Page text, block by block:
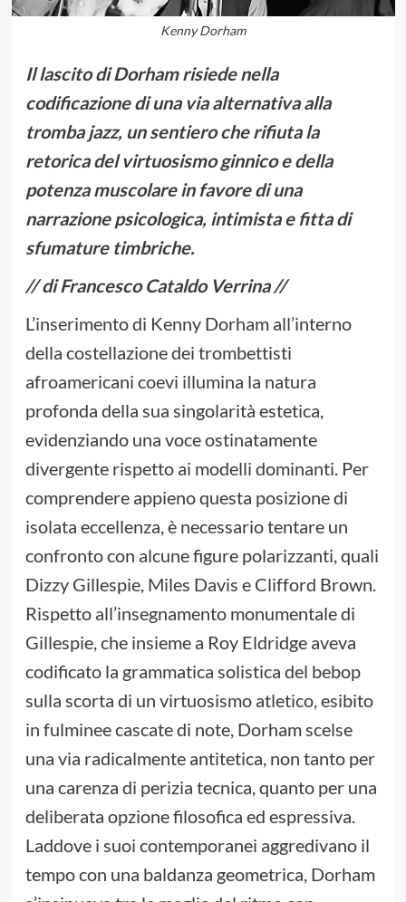
Kenny Dorham
Il lascito di Dorham risiede nella
codificazione di una via alternativa alla
tromba jazz, un sentiero che rifiuta la
retorica del virtuosismo ginnico e della
potenza muscolare in favore di una
narrazione psicologica, intimista e fitta di
sfumature timbriche.
// di Francesco Cataldo Verrina //
L’inserimento di Kenny Dorham all’interno
della costellazione dei trombettisti
afroamericani coevi illumina la natura
profonda della sua singolarità estetica,
evidenziando una voce ostinatamente
divergente rispetto ai modelli dominanti. Per
comprendere appieno questa posizione di
isolata eccellenza, è necessario tentare un
confronto con alcune figure polarizzanti, quali
Dizzy Gillespie, Miles Davis e Clifford Brown.
Rispetto all’insegnamento monumentale di
Gillespie, che insieme a Roy Eldridge aveva
codificato la grammatica solistica del bebop
sulla scorta di un virtuosismo atletico, esibito
in fulminee cascate di note, Dorham scelse
una via radicalmente antitetica, non tanto per
una carenza di perizia tecnica, quanto per una
deliberata opzione filosofica ed espressiva.
Laddove i suoi contemporanei aggredivano il
tempo con una baldanza geometrica, Dorham